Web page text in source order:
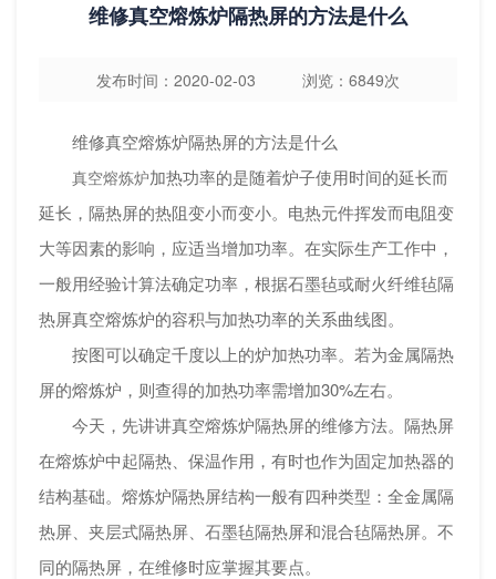
维修真空熔炼炉隔热屏的方法是什么
发布时间：2020-02-03 浏览：6849次
维修真空熔炼炉隔热屏的方法是什么
真空熔炼炉加热功率的是随着炉子使用时间的延长而
延长，隔热屏的热阻变小而变小。电热元件挥发而电阻变
大等因素的影响，应适当增加功率。在实际生产工作中，
一般用经验计算法确定功率，根据石墨毡或耐火纤维毡隔
热屏真空熔炼炉的容积与加热功率的关系曲线图。
按图可以确定千度以上的炉加热功率。若为金属隔热
屏的熔炼炉，则查得的加热功率需增加30%左右。
今天，先讲讲真空熔炼炉隔热屏的维修方法。隔热屏
在熔炼炉中起隔热、保温作用，有时也作为固定加热器的
结构基础。熔炼炉隔热屏结构一般有四种类型：全金属隔
热屏、夹层式隔热屏、石墨毡隔热屏和混合毡隔热屏。不
同的隔热屏，在维修时应掌握其要点。